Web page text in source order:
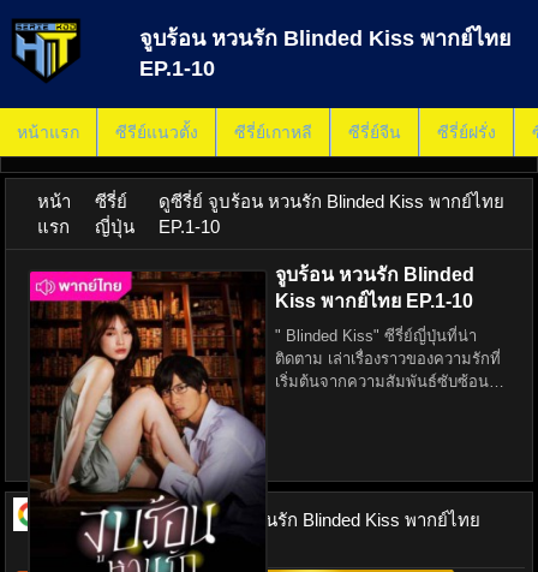
จูบร้อน หวนรัก Blinded Kiss พากย์ไทย
EP.1-10
หน้าแรก ซีรีย์แนวตั้ง ซีรี่ย์เกาหลี ซีรี่ย์จีน ซีรี่ย์ฝรั่ง
หน้า
แรก
ซีรี่ย์
ญี่ปุ่น
ดูซีรี่ย์ จูบร้อน หวนรัก Blinded Kiss พากย์ไทย
EP.1-10
จูบร้อน หวนรัก Blinded
Kiss พากย์ไทย EP.1-10
" Blinded Kiss" ซีรี่ย์ญี่ปุ่นที่น่า
ติดตาม เล่าเรื่องราวของความรักที่
เริ่มต้นจากความสัมพันธ์ซับซ้อน
ดูซีรี่ย์ ออนไลน์ จูบร้อน หวนรัก Blinded Kiss พากย์ไทย
EP.1-10